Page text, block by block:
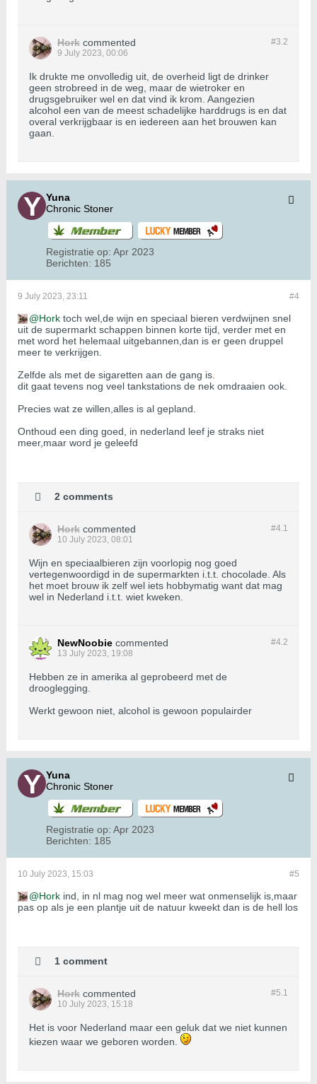
#3.2
Hork commented
9 July 2023, 00:06
Ik drukte me onvolledig uit, de overheid ligt de drinker
geen strobreed in de weg, maar de wietroker en
drugsgebruiker wel en dat vind ik krom. Aangezien
alcohol een van de meest schadelijke harddrugs is en dat
overal verkrijgbaar is en iedereen aan het brouwen kan
gaan.
Yuna
Chronic Stoner
Registratie op: Apr 2023
Berichten: 185
#4
9 July 2023, 23:11
Hork toch wel,de wijn en speciaal bieren verdwijnen snel
uit de supermarkt schappen binnen korte tijd, verder met en
met word het helemaal uitgebannen,dan is er geen druppel
meer te verkrijgen.
Zelfde als met de sigaretten aan de gang is.
dit gaat tevens nog veel tankstations de nek omdraaien ook.
Precies wat ze willen,alles is al gepland.
Onthoud een ding goed, in nederland leef je straks niet
meer,maar word je geleefd
2 comments
#4.1
Hork commented
10 July 2023, 08:01
Wijn en speciaalbieren zijn voorlopig nog goed
vertegenwoordigd in de supermarkten i.t.t. chocolade. Als
het moet brouw ik zelf wel iets hobbymatig want dat mag
wel in Nederland i.t.t. wiet kweken.
#4.2
NewNoobie commented
13 July 2023, 19:08
Hebben ze in amerika al geprobeerd met de
drooglegging.
Werkt gewoon niet, alcohol is gewoon populairder
Yuna
Chronic Stoner
Registratie op: Apr 2023
Berichten: 185
#5
10 July 2023, 15:03
Hork ind, in nl mag nog wel meer wat onmenselijk is,maar
pas op als je een plantje uit de natuur kweekt dan is de hell los
1 comment
#5.1
Hork commented
10 July 2023, 15:18
Het is voor Nederland maar een geluk dat we niet kunnen
kiezen waar we geboren worden.